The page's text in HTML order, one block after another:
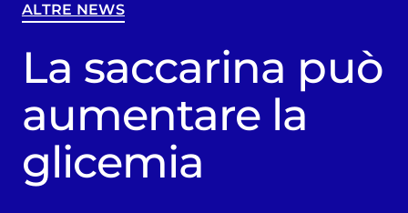
ALTRE NEWS
La saccarina può
aumentare la
glicemia